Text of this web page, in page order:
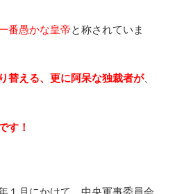
番愚かな皇帝と称されていま
替える、更に阿呆な独裁者が、
す！
１月にかけて、中央軍事委員会